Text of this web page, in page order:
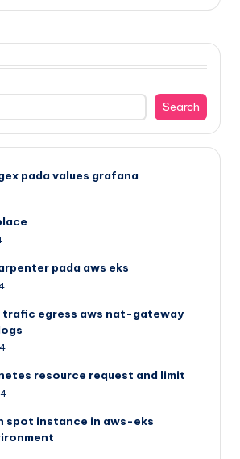
Search
pada values grafana
pada aws eks
egress aws nat-gateway
resource request and limit
spot instance in aws-eks